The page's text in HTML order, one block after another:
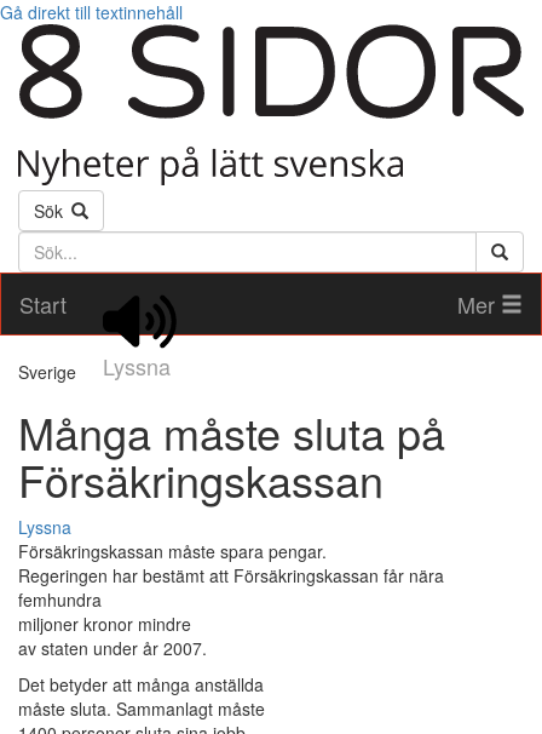
Gå direkt till textinnehåll
Sök
Söktext
Start
Lyssna
Mer
Sverige
Många måste sluta på
Försäkringskassan
Lyssna
Försäkringskassan måste spara pengar.
Regeringen har bestämt att Försäkringskassan får nära
femhundra
miljoner kronor mindre
av staten under år 2007.
Det betyder att många anställda
måste sluta. Sammanlagt måste